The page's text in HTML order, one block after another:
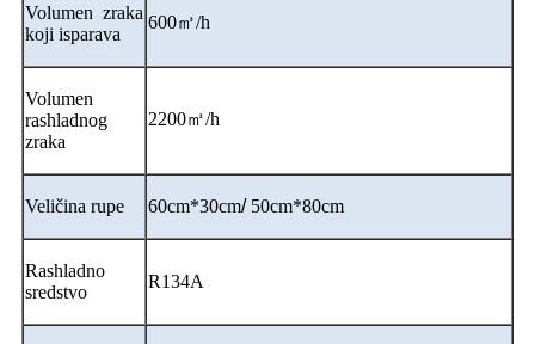
Volumen zraka
koji isparava
600㎥/h
Volumen
rashladnog
zraka
2200㎥/h
Veličina rupe 60cm*30cm/ 50cm*80cm
Rashladno
sredstvo
R134A